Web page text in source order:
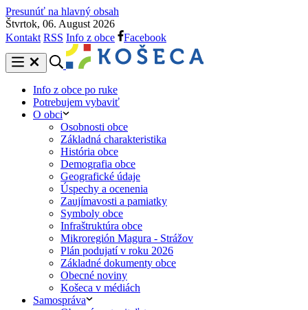
Presunúť na hlavný obsah
Štvrtok, 06. August 2026
Kontakt RSS Info z obce Facebook
Info z obce po ruke
Potrebujem vybaviť
O obci
Osobnosti obce
Základná charakteristika
História obce
Demografia obce
Geografické údaje
Úspechy a ocenenia
Zaujímavosti a pamiatky
Symboly obce
Infraštruktúra obce
Mikroregión Magura - Strážov
Plán podujatí v roku 2026
Základné dokumenty obce
Obecné noviny
Košeca v médiách
Samospráva